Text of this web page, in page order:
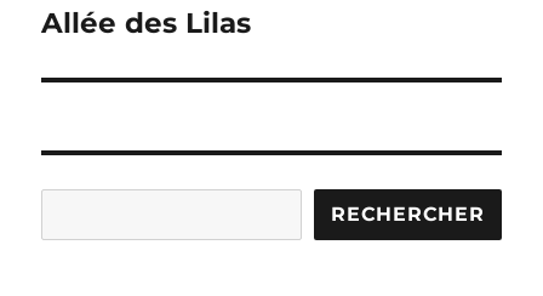
Publication
Allée des Lilas
RECHERCHER